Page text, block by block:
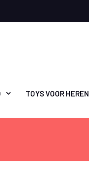
TOYS VOOR HEREN